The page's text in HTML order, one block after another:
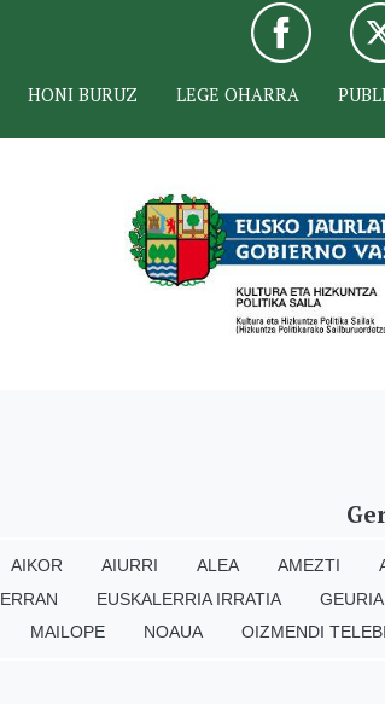
HONI BURUZ LEGE OHARRA
AIKOR AIURRI ALEA AMEZTI
ERRAN EUSKALERRIA IRRATIA GEURIA
MAILOPE NOAUA OIZMENDI